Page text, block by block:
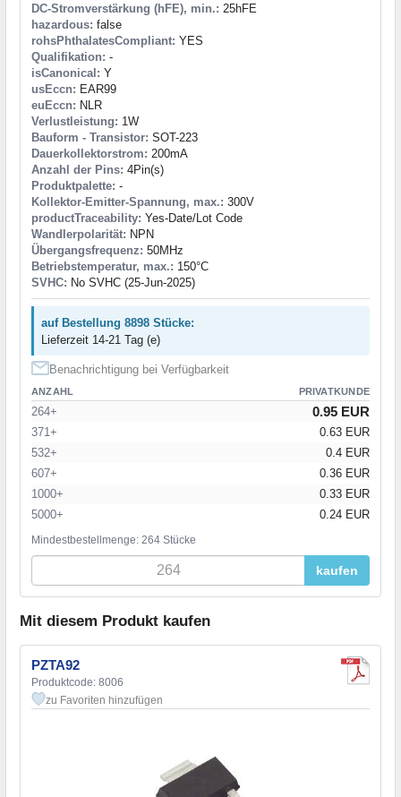
DC-Stromverstärkung (hFE), min.: 25hFE
hazardous: false
rohsPhthalatesCompliant: YES
Qualifikation: -
isCanonical: Y
usEccn: EAR99
euEccn: NLR
Verlustleistung: 1W
Bauform - Transistor: SOT-223
Dauerkollektorstrom: 200mA
Anzahl der Pins: 4Pin(s)
Produktpalette: -
Kollektor-Emitter-Spannung, max.: 300V
productTraceability: Yes-Date/Lot Code
Wandlerpolarität: NPN
Übergangsfrequenz: 50MHz
Betriebstemperatur, max.: 150°C
SVHC: No SVHC (25-Jun-2025)
auf Bestellung 8898 Stücke:
Lieferzeit 14-21 Tag (e)
Benachrichtigung bei Verfügbarkeit
ANZAHL PRIVATKUNDE
264+ 0.95 EUR
371+
0.63 EUR
532+
0.4 EUR
607+
0.36 EUR
1000+
0.33 EUR
5000+
0.24 EUR
Mindestbestellmenge: 264 Stücke
kaufen
Mit diesem Produkt kaufen
PZTA92
Produktcode: 8006
zu Favoriten hinzufügen